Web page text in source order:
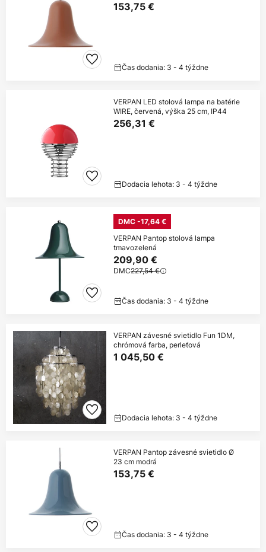
153,75 €
Čas dodania: 3 - 4 týždne
VERPAN LED stolová lampa na batérie
WIRE, červená, výška 25 cm, IP44
256,31 €
Dodacia lehota: 3 - 4 týždne
DMC -17,64 €
VERPAN Pantop stolová lampa
tmavozelená
209,90 €
DMC227,54 €
Čas dodania: 3 - 4 týždne
VERPAN závesné svietidlo Fun 1DM,
chrómová farba, perleťová
1 045,50 €
Dodacia lehota: 3 - 4 týždne
VERPAN Pantop závesné svietidlo Ø
23 cm modrá
153,75 €
Čas dodania: 3 - 4 týždne